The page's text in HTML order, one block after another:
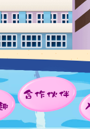
合作伙伴